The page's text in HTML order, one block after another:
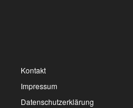
Kontakt
Impressum
Datenschutzerklärung